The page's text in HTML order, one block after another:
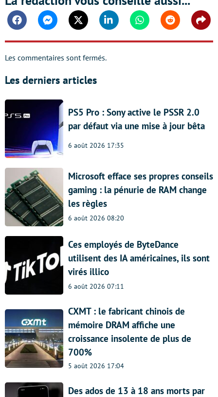
FacebookMessengerTwitter Linkedin WhatsappReddit
Les commentaires sont fermés.
Les derniers articles
PS5 Pro : Sony active le PSSR 2.0
par défaut via une mise à jour bêta
6 août 2026 17:35
Microsoft efface ses propres conseils
gaming : la pénurie de RAM change
les règles
6 août 2026 08:20
Ces employés de ByteDance
utilisent des IA américaines, ils sont
virés illico
6 août 2026 07:11
CXMT : le fabricant chinois de
mémoire DRAM affiche une
croissance insolente de plus de
700%
5 août 2026 17:04
Des ados de 13 à 18 ans morts par